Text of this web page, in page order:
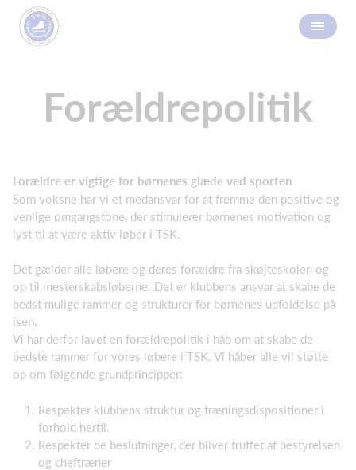
Forældrepolitik
Forældre er vigtige for børnenes glæde ved sporten
Som voksne har vi et medansvar for at fremme den positive og
venlige omgangstone, der stimulerer børnenes motivation og
lyst til at være aktiv løber i TSK.
Det gælder alle løbere og deres forældre fra skøjteskolen og
op til mesterskabsløberne. Det er klubbens ansvar at skabe de
bedst mulige rammer og strukturer for børnenes udfoldelse på
isen.
Vi har derfor lavet en forældrepolitik i håb om at skabe de
bedste rammer for vores løbere i TSK. Vi håber alle vil støtte
op om følgende grundprincipper:
Respekter klubbens struktur og træningsdispositioner i
forhold hertil.
Respekter de beslutninger, der bliver truffet af bestyrelsen
og cheftræner